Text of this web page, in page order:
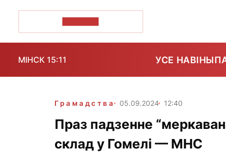
МІНСК 15:11 УСЕ НАВІНЫ
Грамадства 05.09.2024 12:40
Праз падзенне
склад у Гомелі — МНС